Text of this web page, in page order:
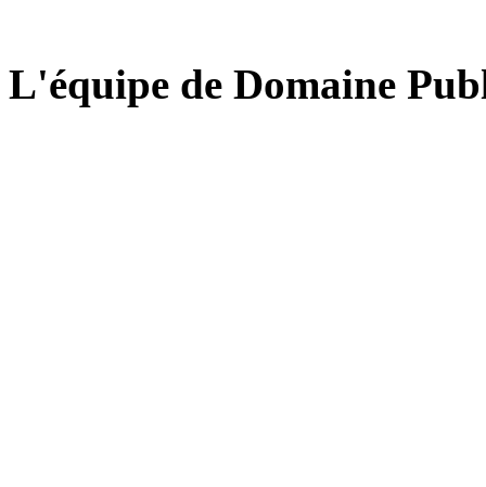
L'équipe de Domaine